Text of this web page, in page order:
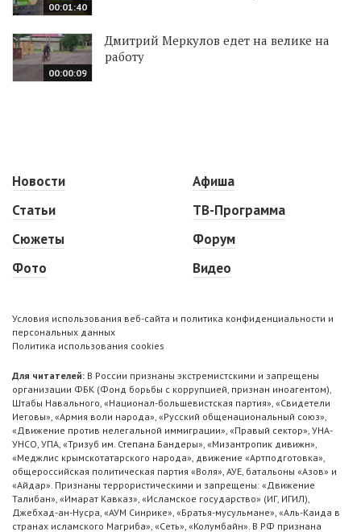
00:01:40
00:00:09
Дмитрий Меркулов едет на велике на
работу
Новости
Статьи
Сюжеты
Фото
Афиша
ТВ-Программа
Форум
Видео
Условия использования веб-сайта и политика конфиденциальности и
персональных данных
Политика использования cookies
Для читателей: В России признаны экстремистскими и запрещены
организации ФБК (Фонд борьбы с коррупцией, признан иноагентом),
Штабы Навального, «Национал-большевистская партия», «Свидетели
Иеговы», «Армия воли народа», «Русский общенациональный союз»,
«Движение против нелегальной иммиграции», «Правый сектор», УНА-
УНСО, УПА, «Тризуб им. Степана Бандеры», «Мизантропик дивижн»,
«Меджлис крымскотатарского народа», движение «Артподготовка»,
общероссийская политическая партия «Воля», АУЕ, батальоны «Азов» и
«Айдар». Признаны террористическими и запрещены: «Движение
Талибан», «Имарат Кавказ», «Исламское государство» (ИГ, ИГИЛ),
Джебхад-ан-Нусра, «АУМ Синрике», «Братья-мусульмане», «Аль-Каида в
странах исламского Магриба», «Сеть», «Колумбайн». В РФ признана